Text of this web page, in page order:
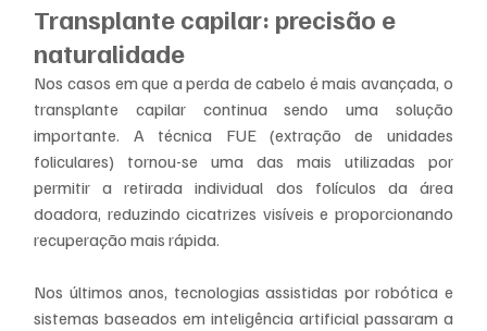
Transplante capilar: precisão e
naturalidade
Nos casos em que a perda de cabelo é mais avançada, o
transplante capilar continua sendo uma solução
importante. A técnica FUE (extração de unidades
foliculares) tornou-se uma das mais utilizadas por
permitir a retirada individual dos folículos da área
doadora, reduzindo cicatrizes visíveis e proporcionando
recuperação mais rápida.
Nos últimos anos, tecnologias assistidas por robótica e
sistemas baseados em inteligência artificial passaram a